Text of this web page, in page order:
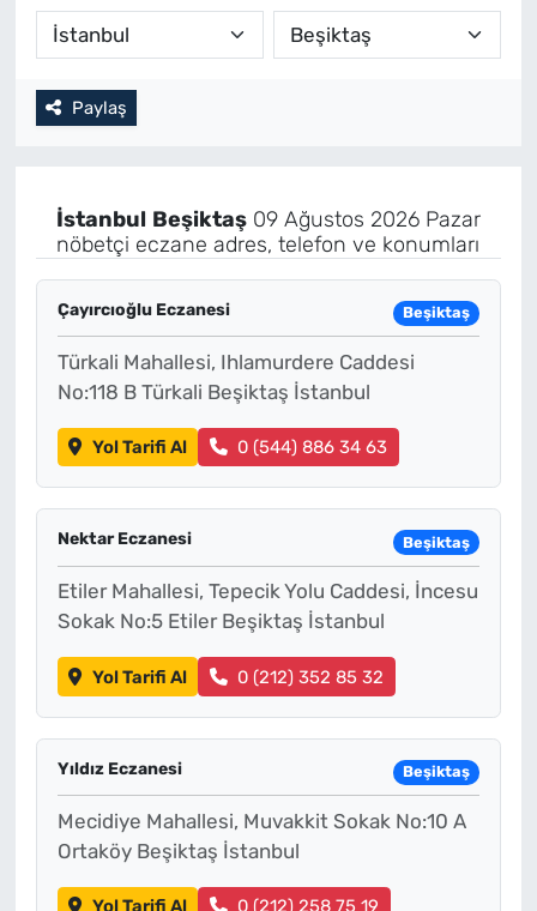
Paylaş
İstanbul Beşiktaş09 Ağustos 2026 Pazar
nöbetçi eczane adres, telefon ve konumları
Çayırcıoğlu Eczanesi Beşiktaş
Türkali Mahallesi, Ihlamurdere Caddesi
No:118 B Türkali Beşiktaş İstanbul
Yol Tarifi Al 0 (544) 886 34 63
Nektar Eczanesi Beşiktaş
Etiler Mahallesi, Tepecik Yolu Caddesi, İncesu
Sokak No:5 Etiler Beşiktaş İstanbul
Yol Tarifi Al 0 (212) 352 85 32
Yıldız Eczanesi Beşiktaş
Mecidiye Mahallesi, Muvakkit Sokak No:10 A
Ortaköy Beşiktaş İstanbul
Yol Tarifi Al 0 (212) 258 75 19